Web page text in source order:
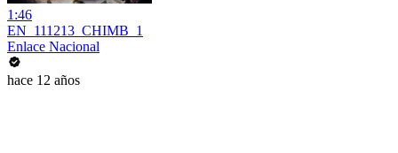
1:46
EN_111213_CHIMB_1
Enlace Nacional
hace 12 años